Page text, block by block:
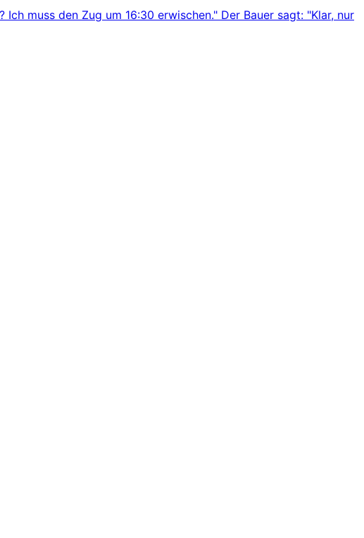
muss den Zug um 16:30 erwischen." Der Bauer sagt: "Klar, nur